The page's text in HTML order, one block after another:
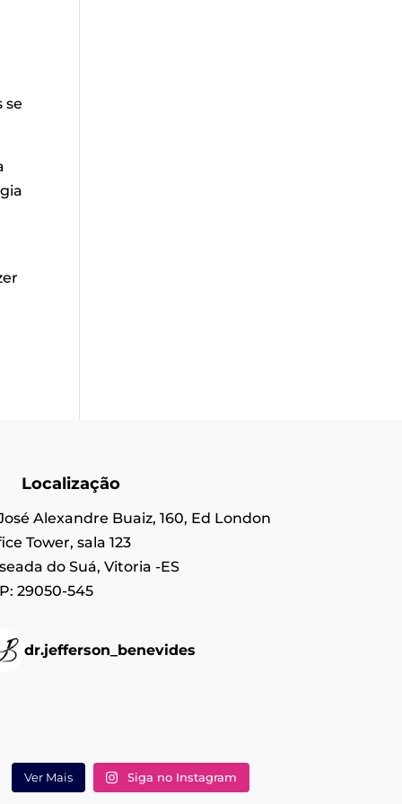
se
Localização
Alexandre Buaiz, 160, Ed London
Tower, sala 123
do Suá, Vitoria -ES
29050-545
dr.jefferson_benevides
Ver Mais Siga no Instagram